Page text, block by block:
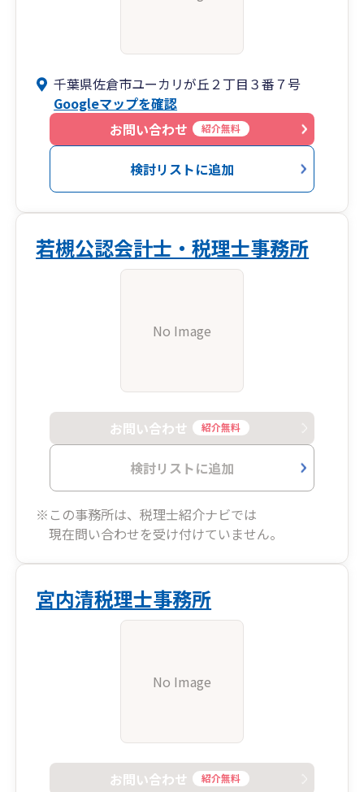
千葉県佐倉市ユーカリが丘２丁目３番７号
Googleマップを確認
お問い合わせ
紹介無料
検討リストに追加
若槻公認会計士・税理士事務所
No Image
お問い合わせ 紹介無料
検討リストに追加
※この事務所は、税理士紹介ナビでは
現在問い合わせを受け付けていません。
宮内清税理士事務所
No Image
お問い合わせ 紹介無料